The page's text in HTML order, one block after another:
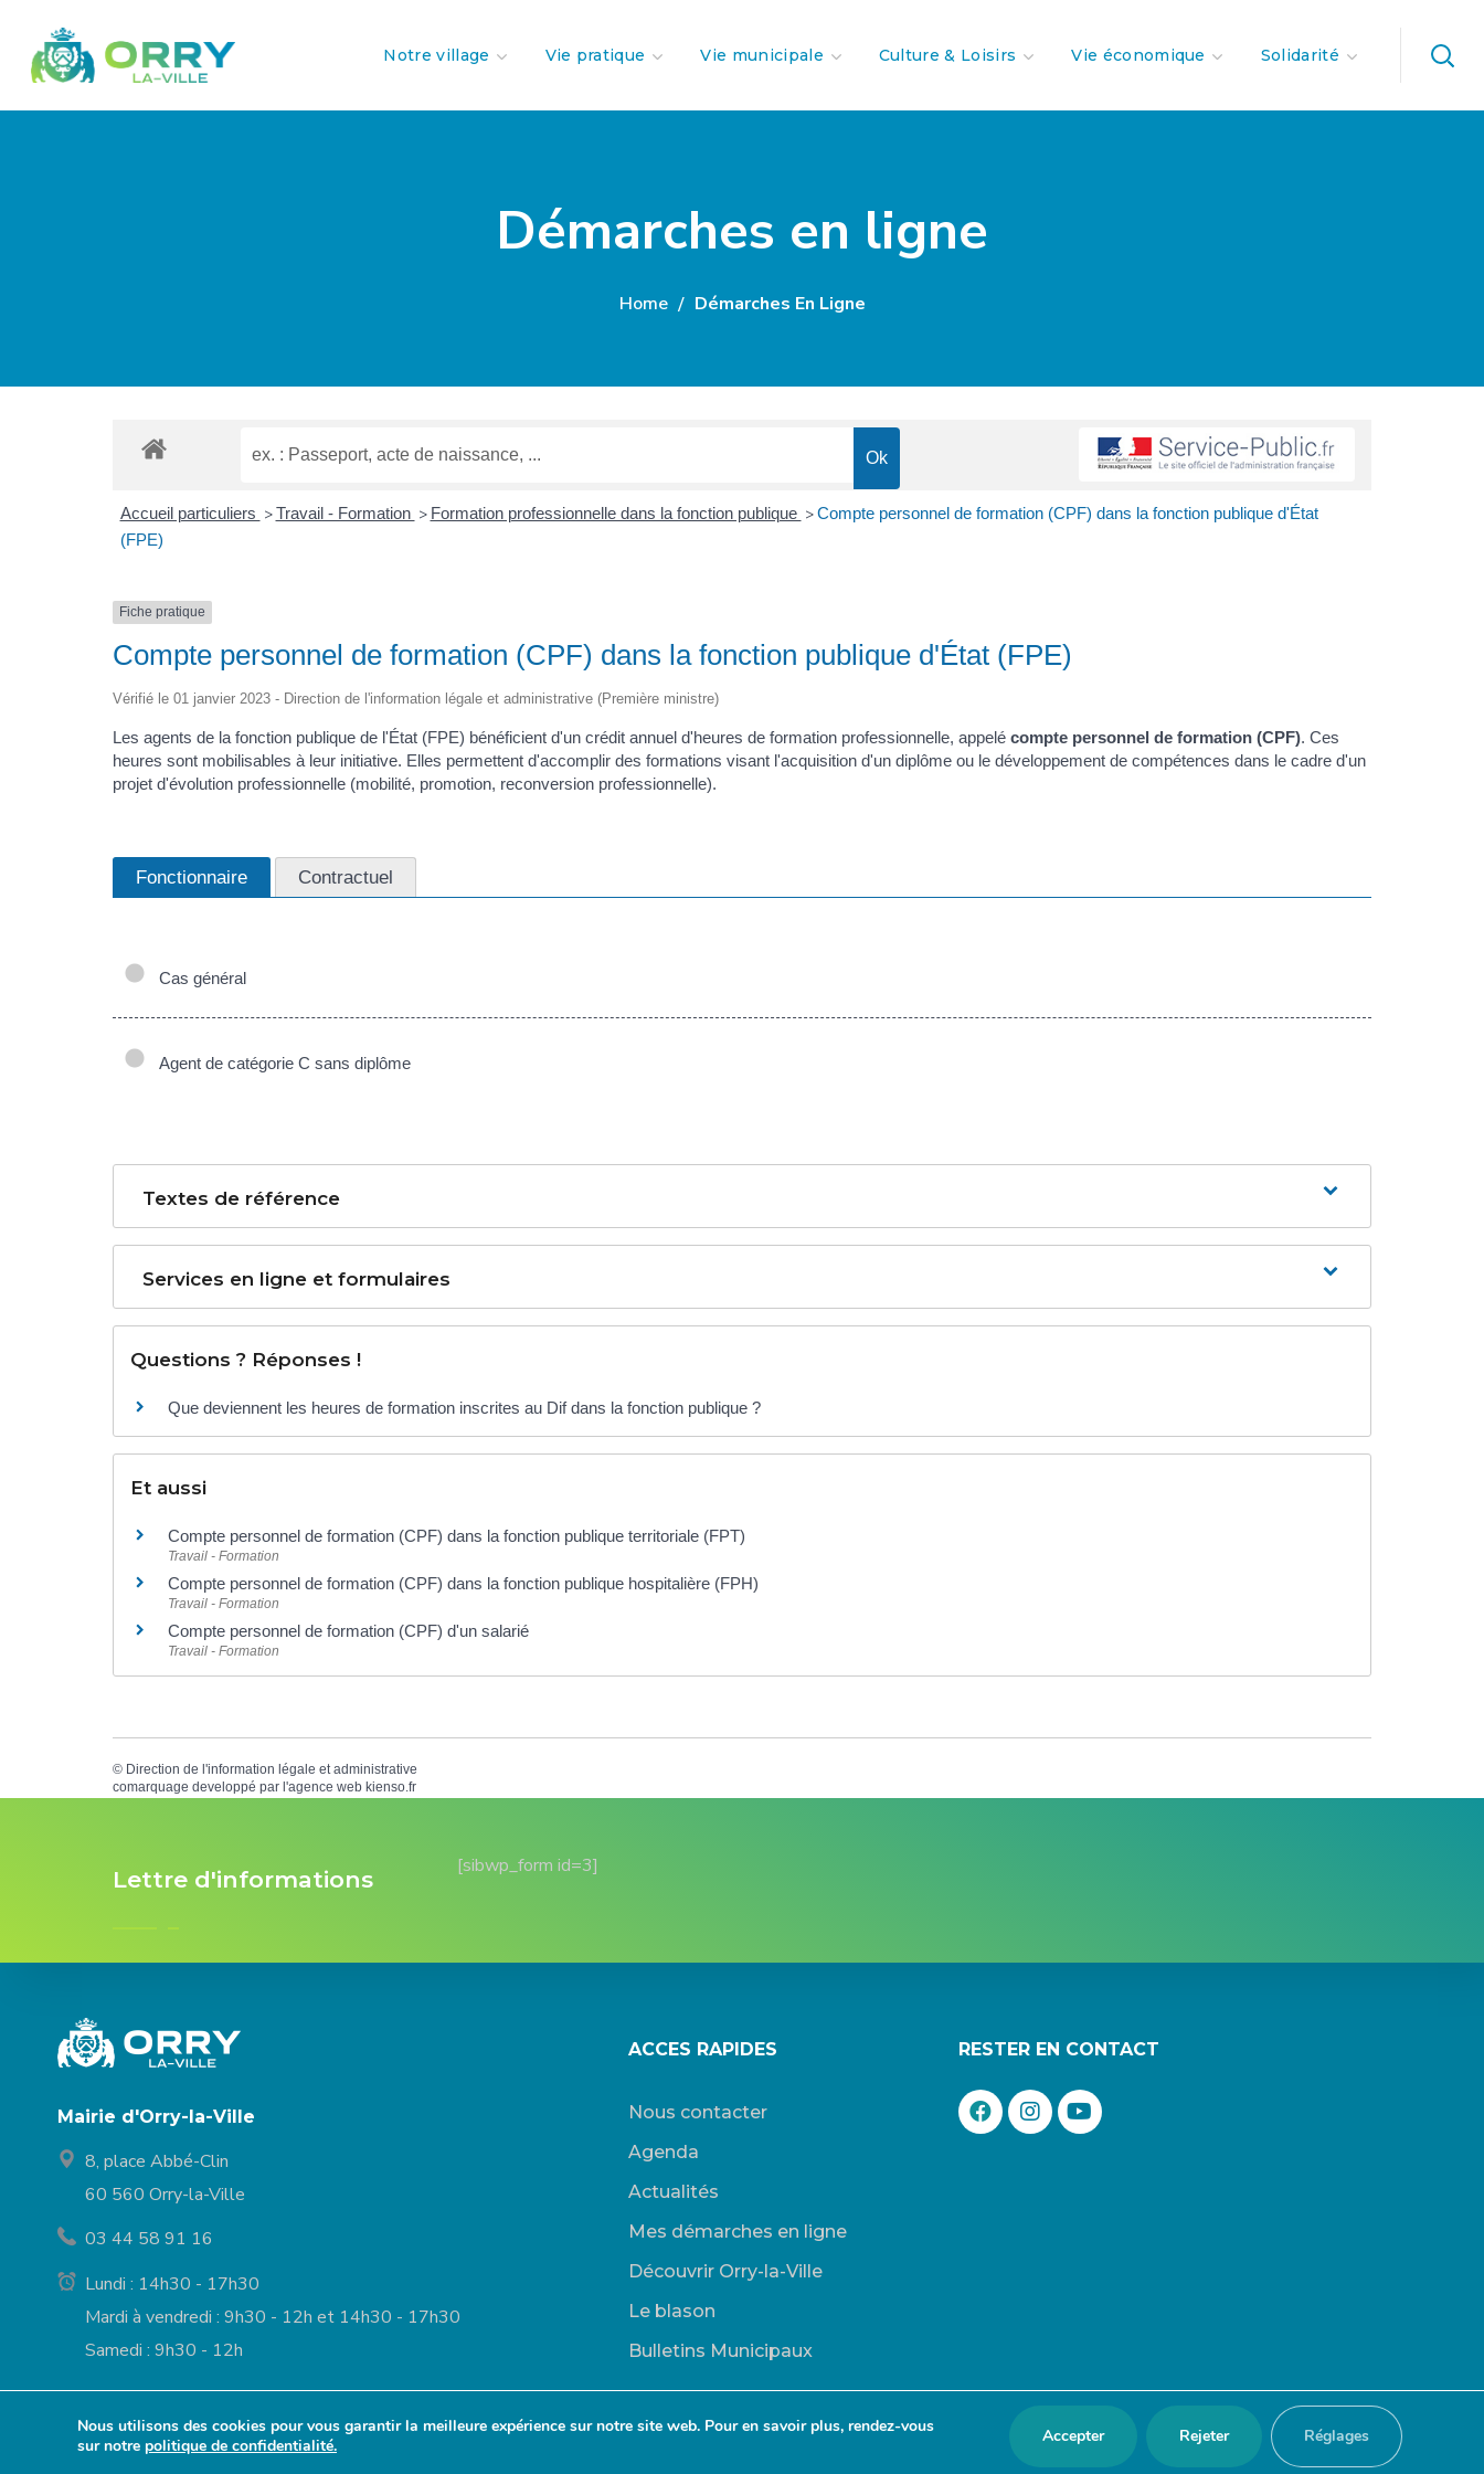
Notre village Vie pratique Vie municipale Culture & Loisirs Vie économique Solidarité
Démarches en ligne
Home Démarches En Ligne
Accueil particuliers > Travail - Formation > Formation professionnelle dans la fonction publique > Compte personnel de formation (CPF) dans la fonction publique d'État
(FPE)
Fiche pratique
Compte personnel de formation (CPF) dans la fonction publique d'État (FPE)
Vérifié le 01 janvier 2023 - Direction de l'information légale et administrative (Première ministre)
Les agents de la fonction publique de l'État (FPE) bénéficient d'un crédit annuel d'heures de formation professionnelle, appelé compte personnel de formation (CPF). Ces
heures sont mobilisables à leur initiative. Elles permettent d'accomplir des formations visant l'acquisition d'un diplôme ou le développement de compétences dans le cadre d'un
projet d'évolution professionnelle (mobilité, promotion, reconversion professionnelle).
Fonctionnaire Contractuel
Cas général
Agent de catégorie C sans diplôme
Textes de référence
Services en ligne et formulaires
Questions ? Réponses !
Que deviennent les heures de formation inscrites au Dif dans la fonction publique ?
Et aussi
Compte personnel de formation (CPF) dans la fonction publique territoriale (FPT)
Travail - Formation
Compte personnel de formation (CPF) dans la fonction publique hospitalière (FPH)
Travail - Formation
Compte personnel de formation (CPF) d'un salarié
Travail - Formation
© Direction de l'information légale et administrative
comarquage developpé par l'agence web kienso.fr
Lettre d'informations [sibwp_form id=3]
Mairie d'Orry-la-Ville
8, place Abbé-Clin
60 560 Orry-la-Ville
03 44 58 91 16
Lundi : 14h30 - 17h30
Mardi à vendredi : 9h30 - 12h et 14h30 - 17h30
Samedi : 9h30 - 12h
ACCES RAPIDES
Nous contacter
Agenda
Actualités
Mes démarches en ligne
Découvrir Orry-la-Ville
Le blason
Bulletins Municipaux
RESTER EN CONTACT
| Site propulsé par Wordpress. | Design :redfox.fr
Nous utilisons des cookies pour vous garantir la meilleure expérience sur notre site web. Pour en savoir plus, rendez-vous
sur notre politique de confidentialité. Accepter Rejeter Réglages